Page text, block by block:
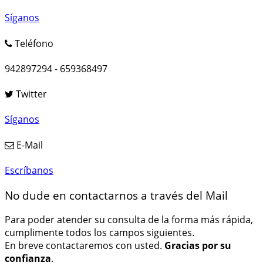
Síganos
Teléfono
942897294 - 659368497
Twitter
Síganos
E-Mail
Escríbanos
No dude en contactarnos a través del Mail
Para poder atender su consulta de la forma más rápida,
cumplimente todos los campos siguientes.
En breve contactaremos con usted. Gracias por su
confianza.